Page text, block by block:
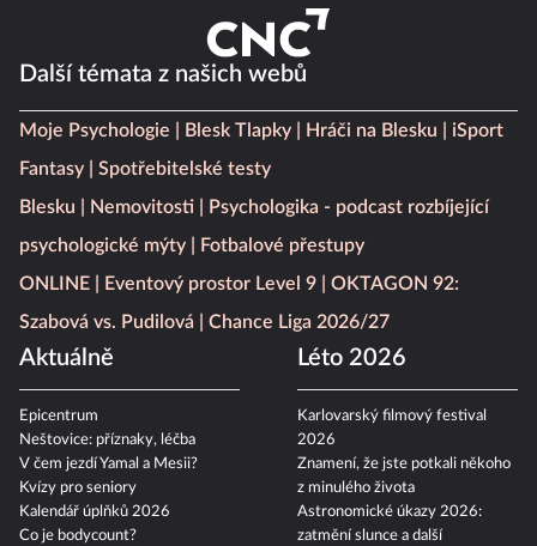
Další témata z našich webů
Moje Psychologie Blesk Tlapky Hráči na Blesku
iSport
Fantasy
Spotřebitelské testy
Blesku
Nemovitosti
Psychologika - podcast rozbíjející
psychologické mýty
Fotbalové přestupy
ONLINE
Eventový prostor Level 9
OKTAGON 92:
Szabová vs. Pudilová
Chance Liga 2026/27
Aktuálně
Epicentrum
Neštovice: příznaky, léčba
V čem jezdí Yamal a Mesii?
Kvízy pro seniory
Kalendář úplňků 2026
Co je bodycount?
Léto 2026
Karlovarský filmový festival
2026
Znamení, že jste potkali někoho
z minulého života
Astronomické úkazy 2026:
zatmění slunce a další